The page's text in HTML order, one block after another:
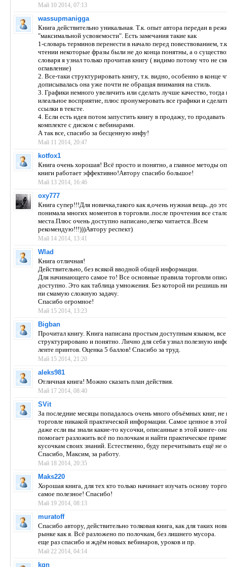
Май 10 2014, 07:13
wassupmanigga
Книга действительно уникальная. Т.к. опыт автора передан в
"максимальной усвояемости". Есть замечания такие как
1-словарь терминов перенести в начало перед повествованием,
чтении некоторые фразы были не до конца понятны, а о
словаря я узнал только прочитав книгу ( видимо потому что не
оглавление)
2. Все-таки структурировать книгу, т.к. видно, особенно в конце
дописывалась она уже почти не обращая внимания на стиль.
3. Графики немного увеличить или сделать лучше качество, тогда
илеальное восприятие, плюс пронумеровать все графики и
ссылки в тексте.
4. Если есть идея потом запустить книгу в продажу, то
комплекте с диском с вебинарами.
А так все, спасибо за бесценную инфу!
Май 11 2014, 20:47
kotfox1
Книга очень хорошая! Всё просто и понятно, а главное методы
книги работает эффективно!Автору спасибо большое!
Май 13 2014, 16:46
oxy777
Книга супер!!!Для новичка,такого как я,очень нужная вещь..до
понимала многих моментов в торговли..после прочтения все
места.Плюс очень доступно написано,легко читается..Всем
рекомендую!!!)))Автору респект)
Май 14 2014, 13:41
Wlad
Книга отличная!
Действительно, без всякой вводной общей информации.
Для начинающего самое то! Все основные правила торговли
доступно. Это как таблица умножения. Без которой ни решишь
ни смамую сложную задачу.
Спасибо огромное!
Май 15 2014, 13:23
Bigban
Прочитал книгу. Книга написана простым доступным языком,
структурировано и понятно. Лично для себя узнал полезную
ленте принтов. Оценка 5 баллов! Спасибо за труд.
Май 15 2014, 21:20
aleks981
Отличная книга! Можно сказать план действия.
Май 17 2014, 08:40
SVit
За последние месяцы попадалось очень много объёмных книг,
торговле никакой практической информации. Самое ценное в
даже если вы знали какие-то кусочки, описанные в этой книге-
помогает разложить всё по полочкам и найти практическое
кусочкам своих знаний. Естественно, буду перечитывать ещё не
Спасибо, Максим, за работу.
Май 18 2014, 20:35
Maks220
Хорошая книга, для тех кто только начинает изучать основу
самое полезное! Спасибо!
Май 19 2014, 08:13
muratoff
Спасибо автору, действительно толковая книга, как для таких
рынке как я. Всё разложено по полочкам, без лишнего мусора.
еще раз спасибо и ждём новых вебинаров, уроков и пр.
Май 22 2014, 04:14
kgn